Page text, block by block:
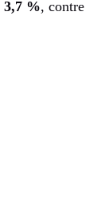
3,7 %, contre